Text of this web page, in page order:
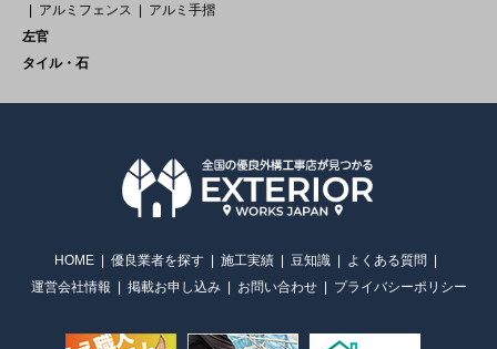
アルミフェンス
アルミ手摺
左官
タイル・石
HOME 優良業者を探す 施工実績 豆知識
よくある質問
運営会社情報
掲載お申し込み お問い合わせ プライバシーポリシー